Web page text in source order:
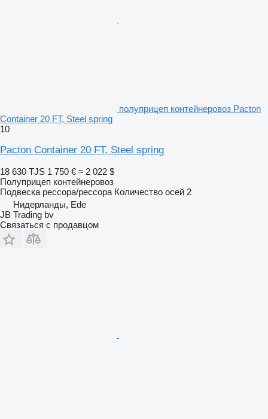
полуприцеп контейнеровоз Pacton
Container 20 FT, Steel spring
10
Pacton Container 20 FT, Steel spring
18 630 TJS 1 750 € ≈ 2 022 $
Полуприцеп контейнеровоз
Подвеска рессора/рессора Количество осей 2
Нидерланды, Ede
JB Trading bv
Связаться с продавцом